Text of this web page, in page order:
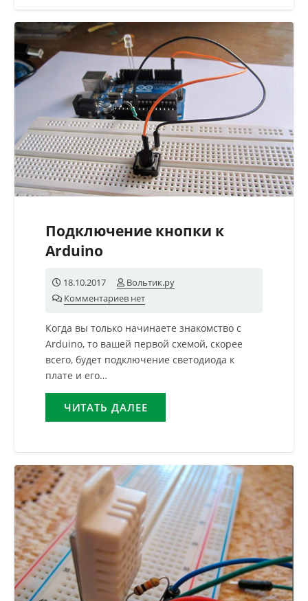
Подключение кнопки к
Arduino
18.10.2017
Вольтик.ру
Комментариев нет
Когда вы только начинаете знакомство с
Arduino, то вашей первой схемой, скорее
всего, будет подключение светодиода к
плате и его…
ЧИТАТЬ ДАЛЕЕ